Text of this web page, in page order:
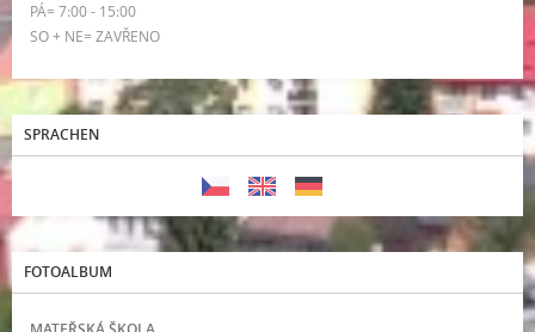
PÁ= 7:00 - 15:00
SO + NE= ZAVŘENO
SPRACHEN
FOTOALBUM